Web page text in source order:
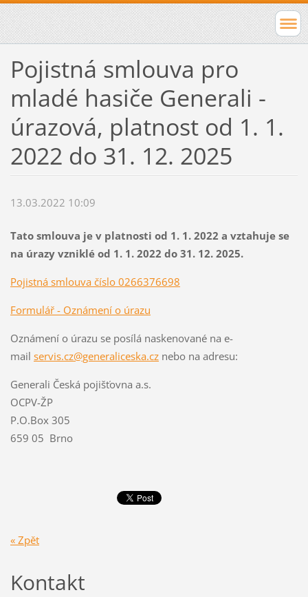
Pojistná smlouva pro
mladé hasiče Generali -
úrazová, platnost od 1. 1.
2022 do 31. 12. 2025
13.03.2022 10:09
Tato smlouva je v platnosti od 1. 1. 2022 a vztahuje se
na úrazy vzniklé od 1. 1. 2022 do 31. 12. 2025.
Pojistná smlouva číslo 0266376698
Formulář - Oznámení o úrazu
Oznámení o úrazu se posílá naskenované na e-
mail servis.cz@generaliceska.cznebo na adresu:
Generali Česká pojišťovna a.s.
OCPV-ŽP
P.O.Box 305
659 05 Brno
« Zpět
Kontakt